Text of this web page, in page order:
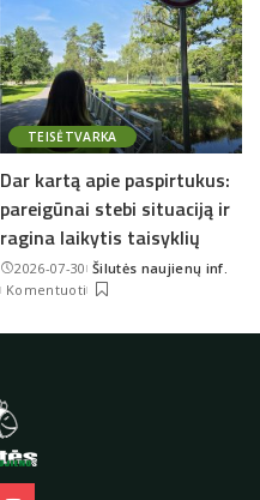
TEISĖTVARKA
Dar kartą apie paspirtukus:
pareigūnai stebi situaciją ir
ragina laikytis taisyklių
2026-07-30Posted
by
Šilutės naujienų inf.
Komentuoti